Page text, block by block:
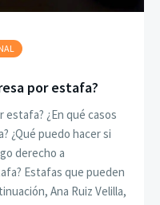
por estafa?
estafa? ¿En qué casos
¿Qué puedo hacer si
derecho a
Estafas que pueden
Ana Ruiz Velilla,